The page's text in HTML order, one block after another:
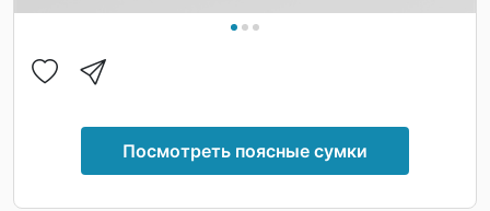
Посмотреть поясные сумки